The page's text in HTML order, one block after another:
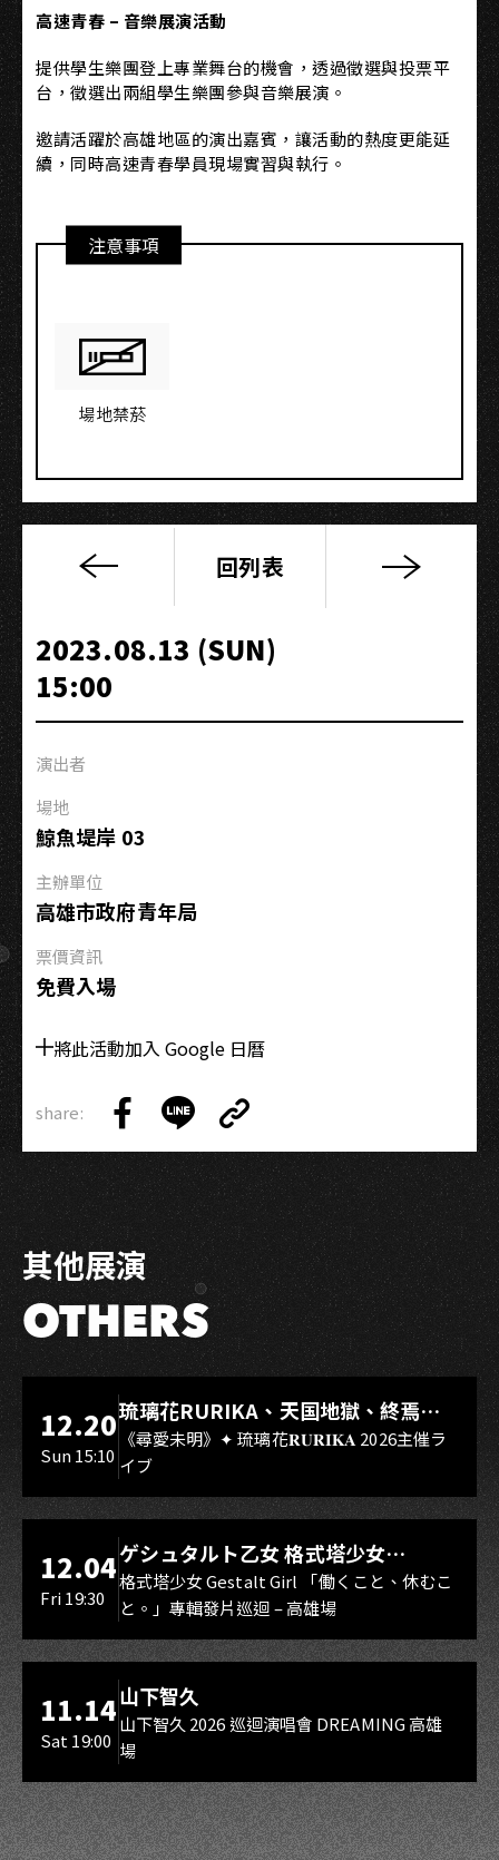
高速青春 – 音樂展演活動
提供學生樂團登上專業舞台的機會，透過徵選與投票平
台，徵選出兩組學生樂團參與音樂展演。
邀請活躍於高雄地區的演出嘉賓，讓活動的熱度更能延
續，同時高速青春學員現場實習與執行。
注意事項
場地禁菸
2023
彥
鋒
Yanfeng
Li《後
北
小
巡
迴
雄
場-
風
吹
你
的
消
息
回列表
2023.08.13 (SUN)
15:00
演出者
場地
鯨魚堤岸 03
主辦單位
高雄市政府青年局
票價資訊
免費入場
將此活動加入 Google 日曆
share:
on
Facebook
on
LINE
Link
Copy
Link
其他展演
OTHERS
LIVE WAREHOUSE 小庫
12.20
Sun 15:10
琉璃花RURIKA、天国地獄、終焉
Rebirth、DUALIA、無我夢中、花奏
スマイル（O.A.）
《尋愛未明》✦ 琉璃花𝐑𝐔𝐑𝐈𝐊𝐀 2026主催ラ
イブ
LIVE WAREHOUSE 小庫
12.04
Fri 19:30
ゲシュタルト乙女 格式塔少女
Gestalt Girl
格式塔少女 Gestalt Girl 「働くこと、休むこ
と。」專輯發片巡迴 – 高雄場
11.14
Sat 19:00
山下智久
山下智久 2026 巡迴演唱會 DREAMING 高雄
場